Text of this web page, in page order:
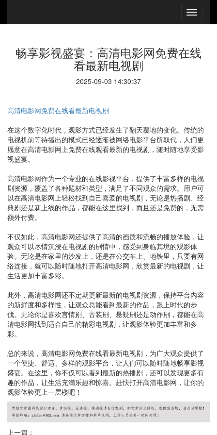
畅享影视盛宴：高清电影网免费在线
看最新电视剧
2025-09-03 14:30:37
高清电影网免费在线看最新电视剧
在这个数字化时代，观影方式已经发生了翻天覆地的变化。传统的
电视机前等待播出的模式已经逐渐被网络电影平台所取代，人们更
愿意在高清电影网上免费在线观看最新的电视剧，随时随地享受影
视盛宴。
高清电影网作为一个专业的在线影视平台，提供了丰富多样的电视
剧资源，覆盖了各种题材和类型，满足了不同观众的需求。用户可
以在高清电影网上轻松找到自己喜爱的电视剧，无论是热播剧、经
典剧还是新上线的作品，都能在这里找到，而且还是免费的，无需
额外付费。
不仅如此，高清电影网还提供了高清的画质和流畅的播放体验，让
观众可以尽情沉浸在电视剧的剧情中，感受到身临其境的观影体
验。无论是在家里的沙发上，还是在公交车上、地铁里，只要有网
络连接，就可以随时随地打开高清电影网，欣赏最新的电视剧，让
生活更加丰富多彩。
此外，高清电影网还不定期更新最新的电视剧资源，保持平台内容
的新鲜度和多样性，让观众总能看到最新的作品，跟上时代的步
伐。无论你是喜欢言情剧、古装剧、悬疑剧还是动作剧，都能在高
清电影网找到适合自己的精彩电视剧，让观影体验更加丰富和多
彩。
总的来说，高清电影网免费在线看最新电视剧，为广大观众提供了
一个便捷、舒适、多样的观影平台，让人们可以随时随地畅享影视
盛宴。在这里，你不仅可以看到最新的热播剧，还可以发现更多有
趣的作品，让生活充满乐趣和惊喜。赶快打开高清电影网，让你的
观影体验更上一层楼吧！
上一篇：